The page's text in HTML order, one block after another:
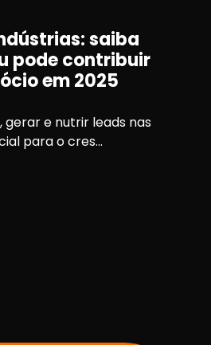
saiba
pode contribuir
em 2025
gerar e nutrir leads nas
para o cres...